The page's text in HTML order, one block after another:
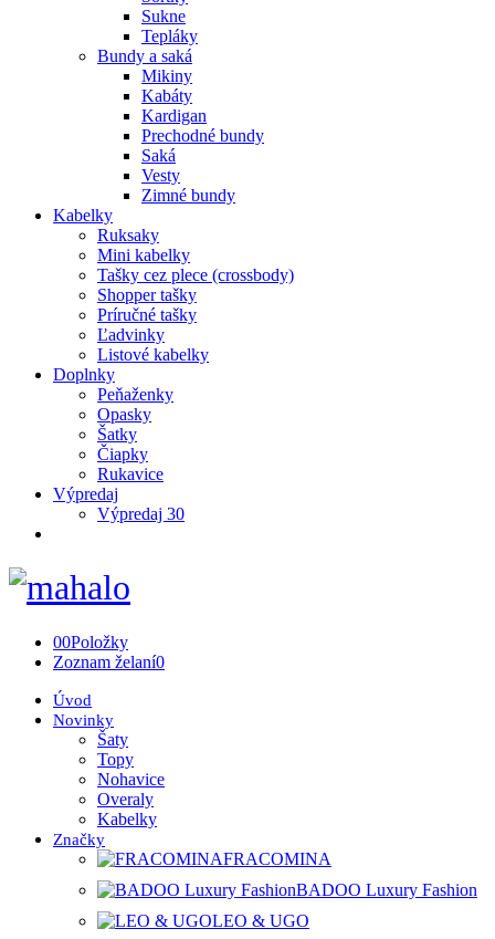
Sukne
Tepláky
Bundy a saká
Mikiny
Kabáty
Kardigan
Prechodné bundy
Saká
Vesty
Zimné bundy
Kabelky
Ruksaky
Mini kabelky
Tašky cez plece (crossbody)
Shopper tašky
Príručné tašky
Ľadvinky
Listové kabelky
Doplnky
Peňaženky
Opasky
Šatky
Čiapky
Rukavice
Výpredaj
Výpredaj 30
00Položky
Zoznam želaní0
Úvod
Novinky
Šaty
Topy
Nohavice
Overaly
Kabelky
Značky
FRACOMINA
BADOO Luxury Fashion
LEO & UGO